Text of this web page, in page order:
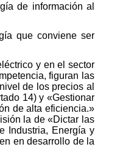
de información al
que conviene ser
y en el sector
figuran las
de los precios al
14) y «Gestionar
de alta eficiencia.»
la de «Dictar las
Industria, Energía y
en desarrollo de la